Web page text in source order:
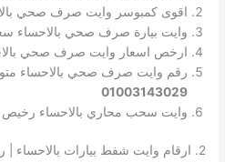
اقوى كمبوسر وايت صرف صحي
وايت بيارة صرف صحي بالاحساء
ارخص اسعار وايت صرف صحي
رقم وايت صرف صحي بالاحساء
01003143029
وايت سحب محاري بالاحساء رخيص
2. ارقام وايت شفط بيارات بالاحساء | رقم وايت صرف صحي بالاحساء